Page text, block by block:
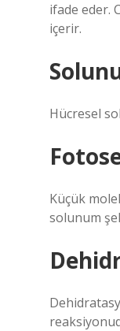
ifade eder.
içerir.
Hücresel
Küçük
solunum